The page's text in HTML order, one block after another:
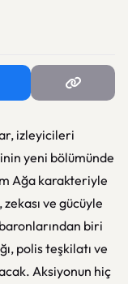
izleyicileri
yeni bölümünde
Ağa karakteriyle
ve gücüyle
biri
polis teşkilatı ve
Aksiyonun hiç